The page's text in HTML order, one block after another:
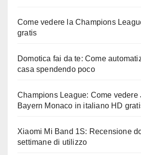
Come vedere la Champions
gratis
Domotica fai da te: Come
casa spendendo poco
Champions League: Come vedere
Bayern Monaco in italiano HD
Xiaomi Mi Band 1S: Recensione
settimane di utilizzo